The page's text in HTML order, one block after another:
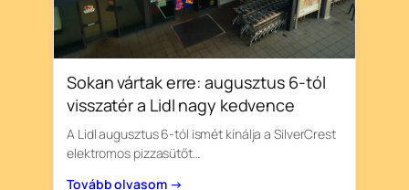
Sokan vártak erre: augusztus 6-tól
visszatér a Lidl nagy kedvence
A Lidl augusztus 6-tól ismét kínálja a SilverCrest
elektromos pizzasütőt…
Tovább olvasom →